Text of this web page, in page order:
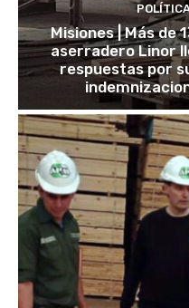
Misiones | Más de
aserradero Linor
respuestas por